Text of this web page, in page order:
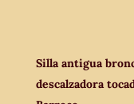
Silla antigua
descalzadora